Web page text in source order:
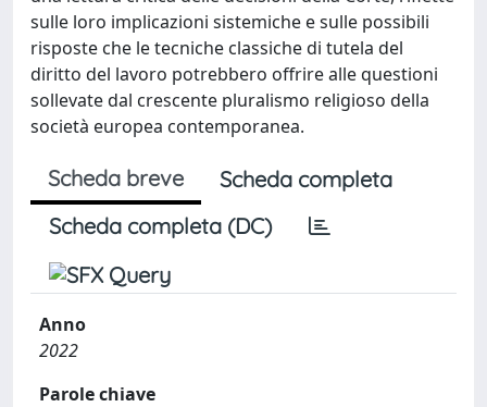
sulle loro implicazioni sistemiche e sulle possibili
risposte che le tecniche classiche di tutela del
diritto del lavoro potrebbero offrire alle questioni
sollevate dal crescente pluralismo religioso della
società europea contemporanea.
Scheda breve
Scheda completa
Scheda completa (DC)
Anno
2022
Parole chiave